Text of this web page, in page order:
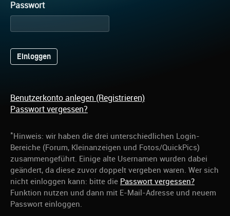
Passwort
Benutzerkonto anlegen (Registrieren)
Passwort vergessen?
*Hinweis: wir haben die drei unterschiedlichen Login-
Bereiche (Forum, Kleinanzeigen und Fotos/QuickPics)
zusammengeführt. Einige alte Usernamen wurden dabei
geändert, da diese zuvor doppelt vergeben waren. Wer sich
nicht einloggen kann: bitte die Passwort vergessen?
Funktion nutzen und dann mit E-Mail-Adresse und neuem
Passwort einloggen.